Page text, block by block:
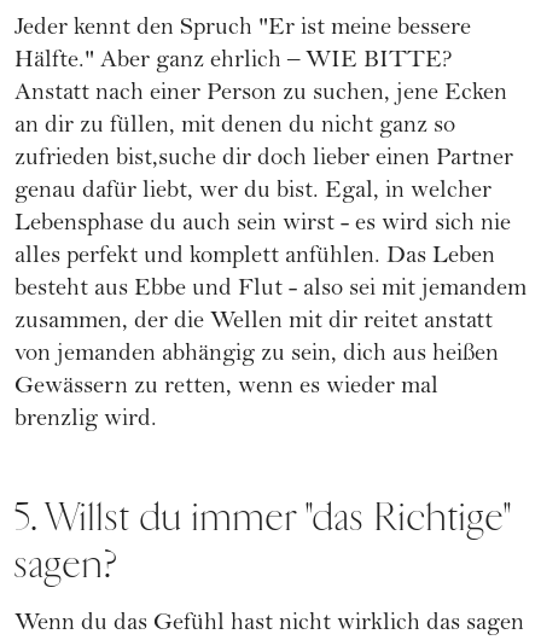
Jeder kennt den Spruch "Er ist meine bessere
Hälfte." Aber ganz ehrlich – WIE BITTE?
Anstatt nach einer Person zu suchen, jene Ecken
an dir zu füllen, mit denen du nicht ganz so
zufrieden bist,suche dir doch lieber einen Partner
genau dafür liebt, wer du bist. Egal, in welcher
Lebensphase du auch sein wirst - es wird sich nie
alles perfekt und komplett anfühlen. Das Leben
besteht aus Ebbe und Flut - also sei mit jemandem
zusammen, der die Wellen mit dir reitet anstatt
von jemanden abhängig zu sein, dich aus heißen
Gewässern zu retten, wenn es wieder mal
brenzlig wird.
5. Willst du immer "das Richtige"
sagen?
Wenn du das Gefühl hast nicht wirklich das sagen